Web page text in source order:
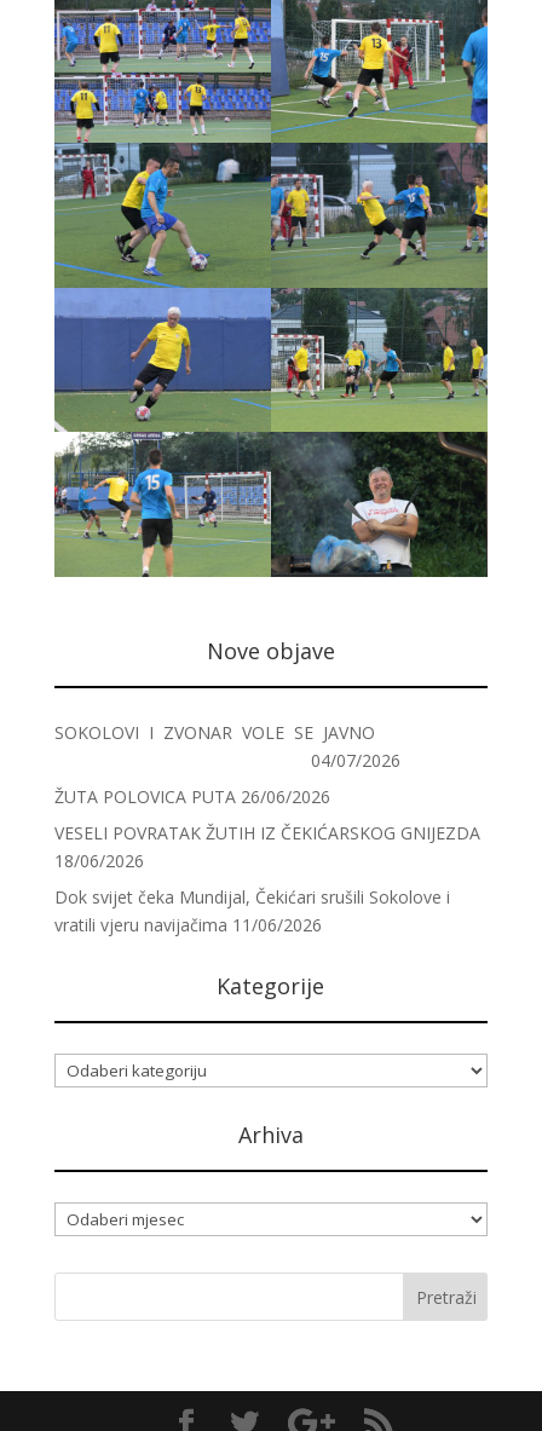
Nove objave
SOKOLOVI I ZVONAR VOLE SE JAVNO
04/07/2026
ŽUTA POLOVICA PUTA 26/06/2026
VESELI POVRATAK ŽUTIH IZ ČEKIĆARSKOG GNIJEZDA
18/06/2026
Dok svijet čeka Mundijal, Čekićari srušili Sokolove i
vratili vjeru navijačima 11/06/2026
Kategorije
Kategorije
Arhiva
Arhiva